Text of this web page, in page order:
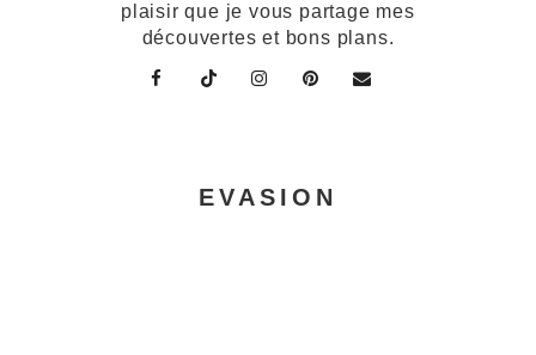
plaisir que je vous partage mes
découvertes et bons plans.
EVASION